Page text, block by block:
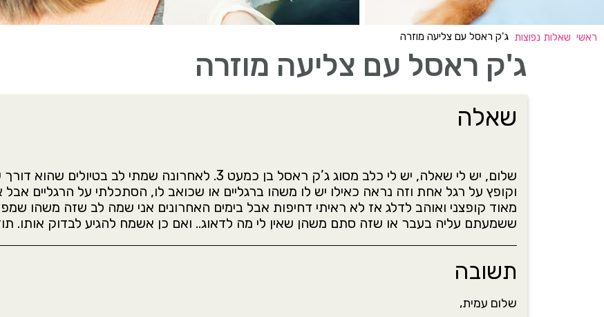
ראשי שאלות נפוצות ג'ק ראסל עם צליעה מוזרה
ג'ק ראסל עם צליעה מוזרה
שאלה
שלום, יש לי שאלה, יש לי כלב מסוג ג’ק ראסל בן כמעט 3.
וקופץ על רגל אחת וזה נראה כאילו יש לו משהו ברגליים או שכואב לו, הסתכלתי על הרגליים אבל
מאוד קופצני ואוהב לדלג אז לא ראיתי דחיפות אבל בימים האחרונים אני שמה לב שזה משהו
ששמעתם עליה בעבר או שזה סתם משהן שאין לי מה לדאוג.. ואם כן אשמח להגיע לבדוק אותו.
תשובה
שלום עמית,